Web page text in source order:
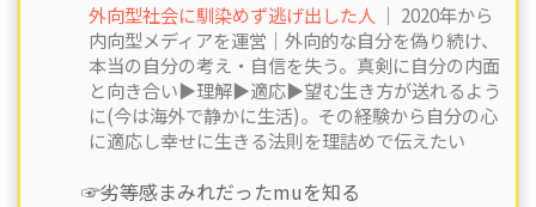
外向型社会に馴染めず逃げ出した人 ｜ 2020年から
内向型メディアを運営｜外向的な自分を偽り続け、
本当の自分の考え・自信を失う。真剣に自分の内面
と向き合い▶︎理解▶︎適応▶︎望む生き方が送れるよう
に(今は海外で静かに生活)。その経験から自分の心
に適応し幸せに生きる法則を理詰めで伝えたい
☞劣等感まみれだったmuを知る